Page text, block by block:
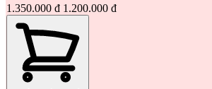
1.350.000 đ 1.200.000 đ